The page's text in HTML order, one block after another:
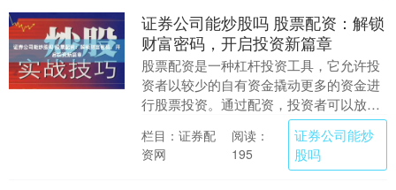
证券公司能炒股吗 股票配资：解锁
财富密码，开启投资新篇章
股票配资是一种杠杆投资工具，它允许投
资者以较少的自有资金撬动更多的资金进
行股票投资。通过配资，投资者可以放大
收益，但同时也要承担更高的风险。 * **
资质和信誉....
栏目：证券配
资网
阅读：
195
证券公司能炒
股吗